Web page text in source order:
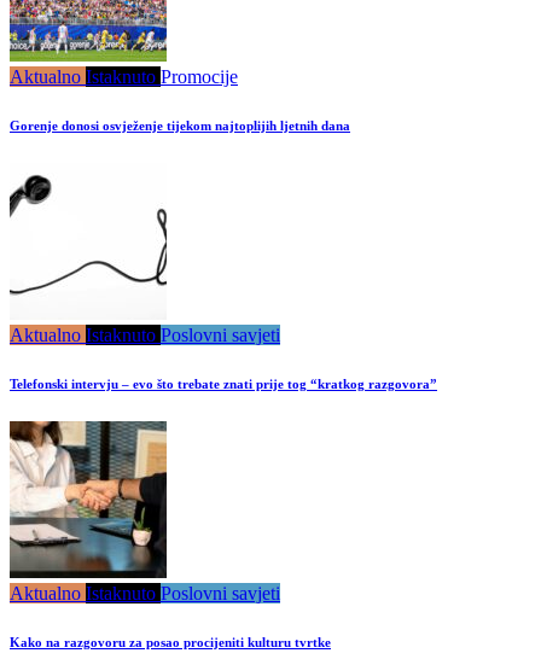
Aktualno Istaknuto Promocije
Gorenje donosi osvježenje tijekom najtoplijih ljetnih dana
Aktualno Istaknuto Poslovni savjeti
Telefonski intervju – evo što trebate znati prije tog “kratkog razgovora”
Aktualno Istaknuto Poslovni savjeti
Kako na razgovoru za posao procijeniti kulturu tvrtke